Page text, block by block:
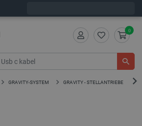
0
GRAVITY-SYSTEM GRAVITY - STELLANTRIEBE